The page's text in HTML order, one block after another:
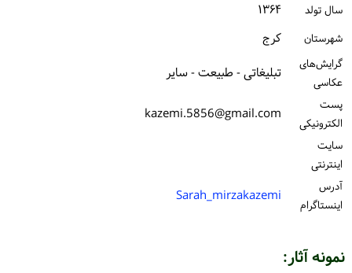
سال تولد ۱۳۶۴
شهرستان كرج
گرایش‌های
عکاسی
تبلیغاتی - طبیعت - سایر
پست
الكترونیكی
kazemi.5856@gmail.com
سایت
اینترنتی
آدرس
اینستاگرام
Sarah_mirzakazemi
نمونه آثار: